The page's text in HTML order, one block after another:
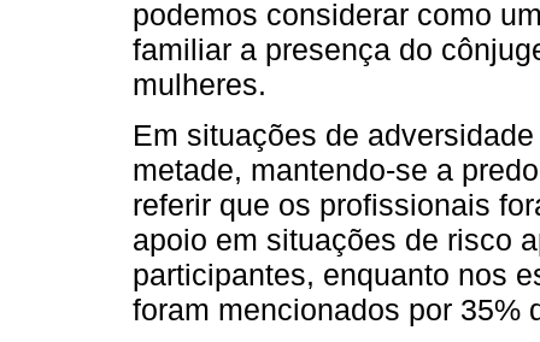
podemos considerar como
familiar a presença do
mulheres.
Em situações de
metade, mantendo-se a
referir que os profissionais
apoio em situações de risco
participantes, enquanto nos
foram mencionados por 35%